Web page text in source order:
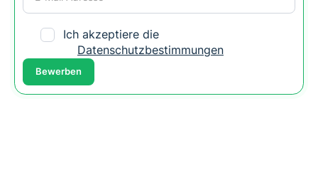
Ich akzeptiere die
Datenschutzbestimmungen